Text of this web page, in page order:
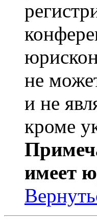
не
и не
кроме
имеет